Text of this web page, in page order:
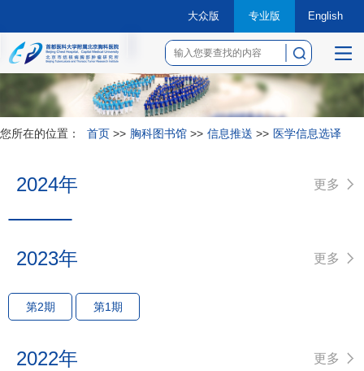
大众版 专业版 English
菜
您所在的位置： 首页 >> 胸科图书馆 >> 信息推送 >> 医学信息选译
更多
2024年
更多
2023年
第2期 第1期
更多
2022年